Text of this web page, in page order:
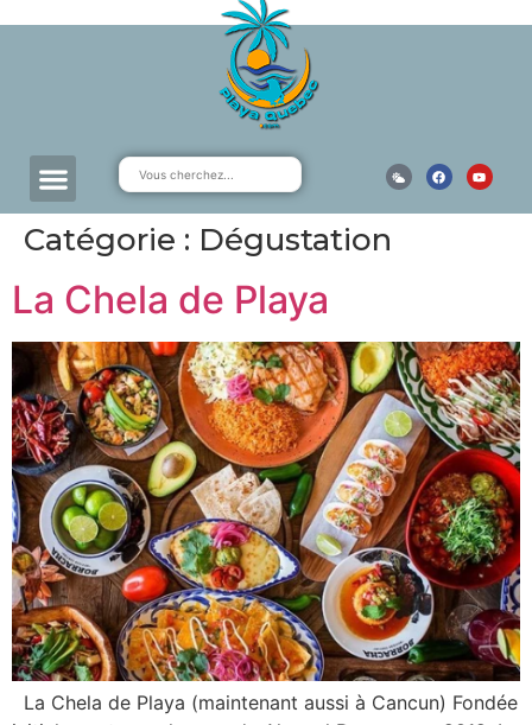
Catégorie : Dégustation
La Chela de Playa
La Chela de Playa (maintenant aussi à Cancun) Fondée